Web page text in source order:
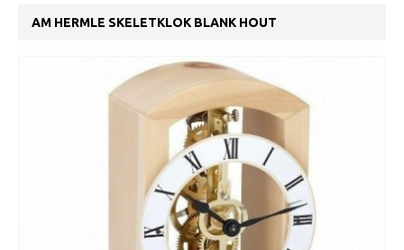
AM HERMLE SKELETKLOK BLANK HOUT